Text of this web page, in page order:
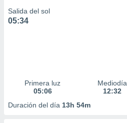
Salida del sol
05:34
Primera luz
05:06
Mediodía
12:32
Duración del día 13h 54m